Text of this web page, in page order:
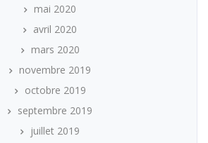
mai 2020
avril 2020
mars 2020
novembre 2019
octobre 2019
septembre 2019
juillet 2019